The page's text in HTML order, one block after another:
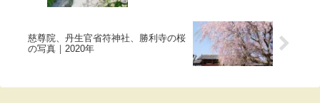
慈尊院、丹生官省符神社、勝利寺の桜
の写真｜2020年